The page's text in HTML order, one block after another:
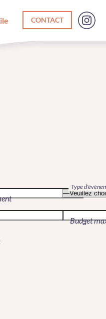
CONTACT
Type
Budget